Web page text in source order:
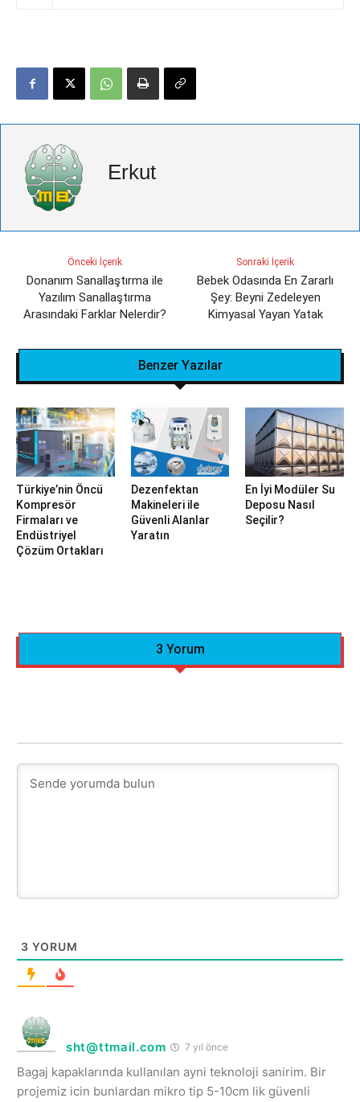
Erkut
Önceki İçerik
Donanım Sanallaştırma ile
Yazılım Sanallaştırma
Arasındaki Farklar Nelerdir?
Sonraki İçerik
Bebek Odasında En Zararlı
Şey: Beyni Zedeleyen
Kimyasal Yayan Yatak
Benzer Yazılar
Türkiye’nin Öncü
Kompresör
Firmaları ve
Endüstriyel
Çözüm Ortakları
Dezenfektan
Makineleri ile
Güvenli Alanlar
Yaratın
En İyi Modüler Su
Deposu Nasıl
Seçilir?
3 Yorum
3 YORUM
sht@ttmail.com 7 yıl önce
Bagaj kapaklarında kullanılan ayni teknoloji sanirim. Bir
projemiz icin bunlardan mikro tip 5-10cm lik güvenli